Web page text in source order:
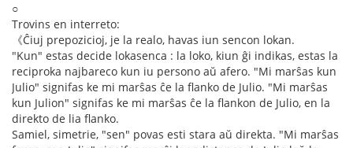
○
Trovins en interreto:
《Ĉiuj prepozicioj, je la realo, havas iun sencon lokan.
"Kun" estas decide lokasenca : la loko, kiun ĝi indikas, estas la
reciproka najbareco kun iu persono aŭ afero. "Mi marŝas kun
Julio" signifas ke mi marŝas ĉe la flanko de Julio. "Mi marŝas
kun Julion" signifas ke mi marŝas ĉe la flankon de Julio, en la
direkto de lia flanko.
Samiel, simetrie, "sen" povas esti stara aŭ direkta. "Mi marŝas